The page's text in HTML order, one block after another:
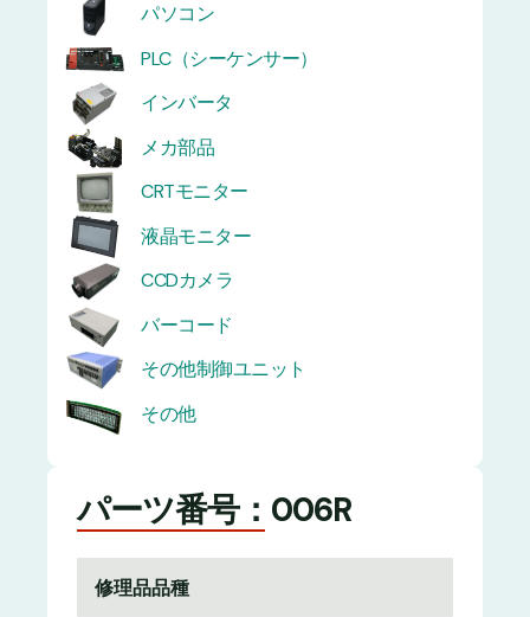
パソコン
PLC（シーケンサー）
インバータ
メカ部品
CRTモニター
液晶モニター
CCDカメラ
バーコード
その他制御ユニット
その他
パーツ番号：006R
修理品品種